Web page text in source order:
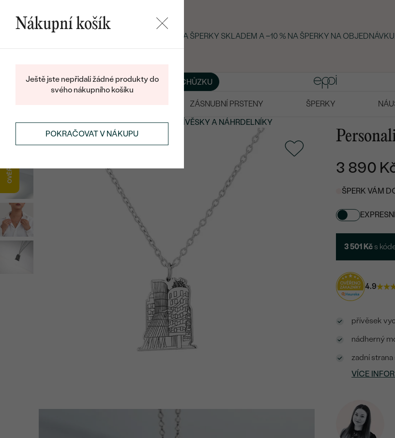
LETNÍ BLACK FRIDAY: −25 % NA ŠPERKY SKLADEM A −10 % NA ŠPERKY NA
BLOGŠPERKY NA MÍRU DOMLUVIT SI SCHŮZKU
ZÁSNUBNÍ PRSTENY ŠPERKY
PŘÍVĚSKY A NÁHRDELNÍKYPERSONALIZOVANÉ PŘÍVĚSKY A NÁHRDELNÍKY
3 890
ŠPERK VÁM
3 501 Kč s
4.9
přívěsek
nádherný
zadní
VÍCE
Nákupní košík
Ještě jste nepřidali žádné produkty do
svého nákupního košíku
POKRAČOVAT V NÁKUPU